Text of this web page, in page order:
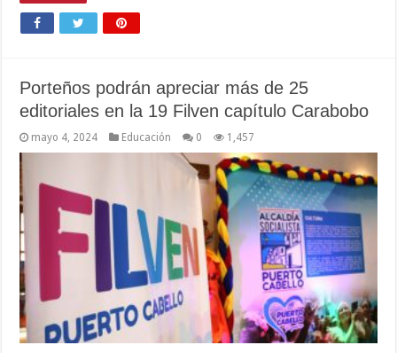
Porteños podrán apreciar más de 25
editoriales en la 19 Filven capítulo Carabobo
mayo 4, 2024 Educación 0 1,457